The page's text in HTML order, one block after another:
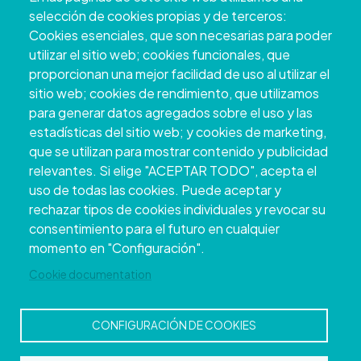
selección de cookies propias y de terceros:
Cookies esenciales, que son necesarias para poder
utilizar el sitio web; cookies funcionales, que
proporcionan una mejor facilidad de uso al utilizar el
sitio web; cookies de rendimiento, que utilizamos
para generar datos agregados sobre el uso y las
estadísticas del sitio web; y cookies de marketing,
que se utilizan para mostrar contenido y publicidad
relevantes. Si elige "ACEPTAR TODO", acepta el
uso de todas las cookies. Puede aceptar y
rechazar tipos de cookies individuales y revocar su
consentimiento para el futuro en cualquier
momento en "Configuración".
Cookie documentation
CONFIGURACIÓN DE COOKIES
Pontevedra
+34 986 804 100 | +34 986 804 124
Copyright © 2026. Conseil provincial de
Pontevedra.
Tous droits réservés